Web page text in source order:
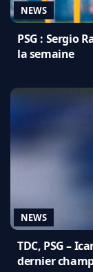
NEWS
PSG : Sergio
la semaine
NEWS
TDC, PSG –
dernier